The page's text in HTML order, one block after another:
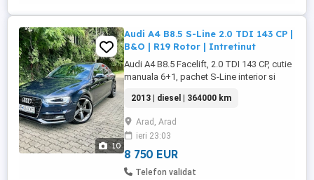
10
Audi A4 B8.5 S-Line 2.0 TDI 143 CP |
B&O | R19 Rotor | Intretinut
Audi A4 B8.5 Facelift, 2.0 TDI 143 CP, cutie
manuala 6+1, pachet S-Line interior si
atat estetic, cat si tehnic si a fost
intretinuta constant. Km sunt reali si se
accepta orice verificare. Exista dovezi
pentru interventii si revizii importante
efectuate in ...
2013 | diesel | 364000 km
Arad, Arad
ieri 23:03
8 750 EUR
Telefon validat